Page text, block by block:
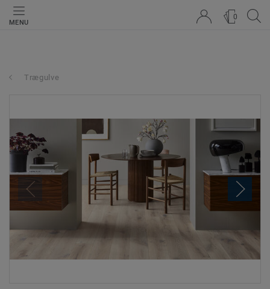
MENU
0
Trægulve